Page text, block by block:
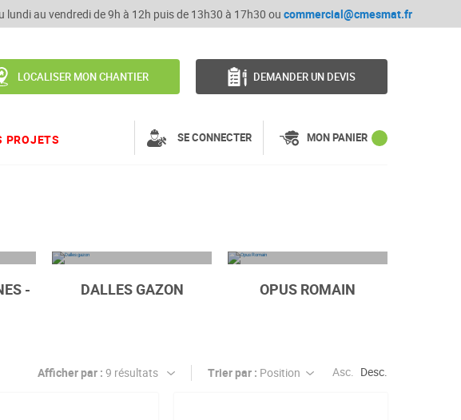
lundi au vendredi de 9h à 12h puis de 13h30 à 17h30 ou commercial@cmesmat.fr
LOCALISER MON CHANTIER DEMANDER UN DEVIS
PROJETS SE CONNECTER MON PANIER
-
DALLES GAZON OPUS ROMAIN
Afficher par : Trier par : Asc. Desc.